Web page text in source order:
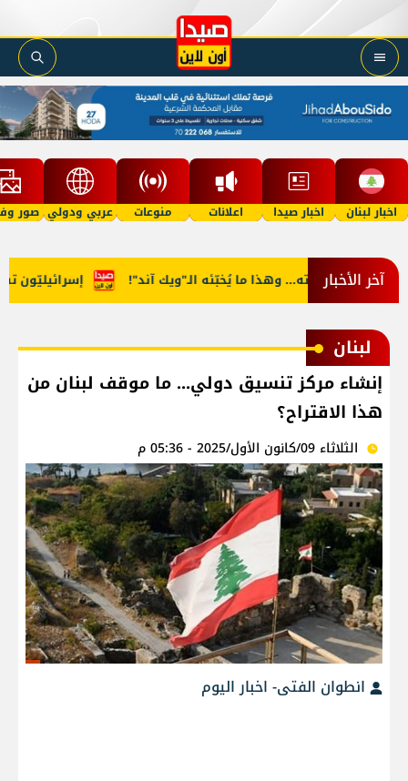
اخبار لبنان اخبار صيدا اعلانات منوعات عربي ودولي صور
آخر الأخبار إسرائيليّون طبيعته... وهذا ما يُخبّئه الـ"ويك آند"!
لبنان
إنشاء مركز تنسيق دولي... ما موقف لبنان من
هذا الاقتراح؟
الثلاثاء 09/كانون الأول/2025 - 05:36 م
انطوان الفتى- اخبار اليوم